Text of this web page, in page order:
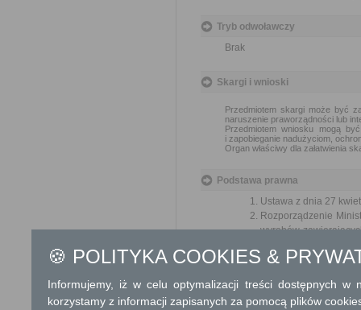
Tryb odwoławczy
Brak
Skargi i wnioski
Przedmiotem skargi może być
naruszenie praworządności lub
Przedmiotem wniosku mogą
i zapobieganie nadużyciom,
Organ właściwy dla załatwienia
Podstawa prawna
Ustawa z dnia 27
Rozporządzenie
wyrobów
Rozporządzenie
późn. zm.)
🍪 POLITYKA COOKIES &
Informujemy, iż w celu optymalizacji treści dostępnych w
korzystamy z informacji zapisanych za pomocą plików